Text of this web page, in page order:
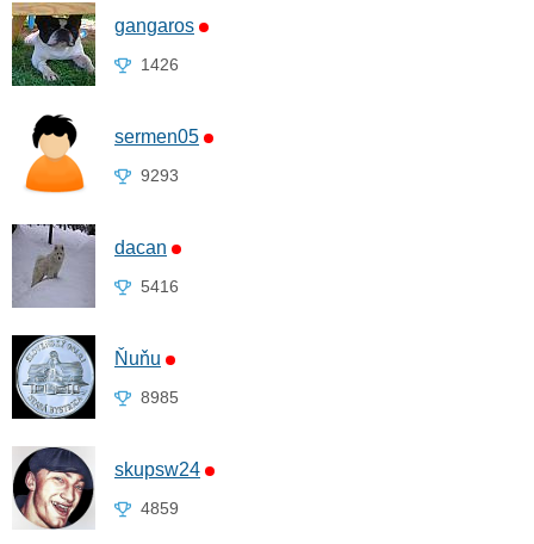
gangaros
1426
sermen05
9293
dacan
5416
Ňuňu
8985
skupsw24
4859